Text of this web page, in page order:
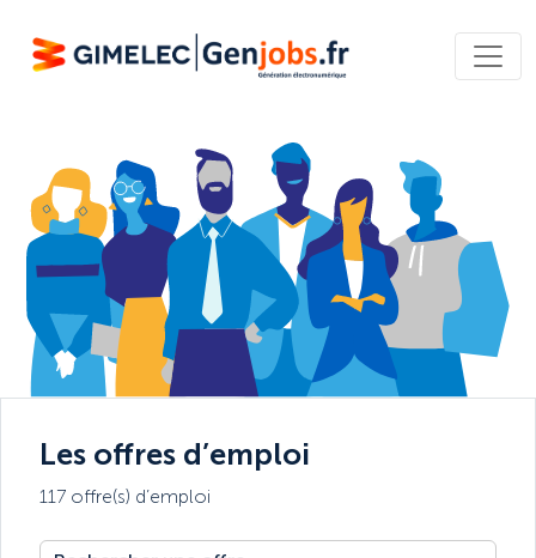
Les offres d’emploi
117 offre(s) d’emploi